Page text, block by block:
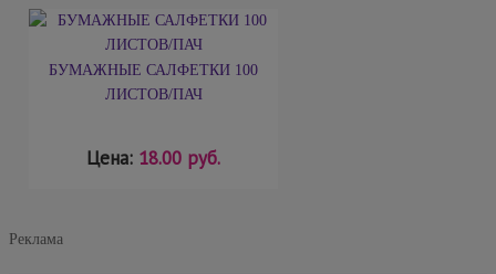
БУМАЖНЫЕ САЛФЕТКИ 100
ЛИСТОВ/ПАЧ
Цена: 18.00 руб.
Реклама